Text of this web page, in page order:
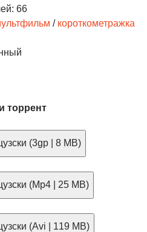
66
/ короткометражка
торрент
(3gp | 8 MB)
(Mp4 | 25 MB)
(Avi | 119 MB)